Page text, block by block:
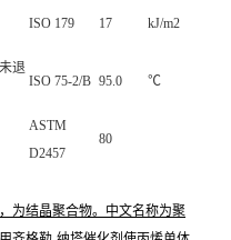
ISO 179 17 kJ/m2
退
ISO 75-2/B 95.0 ℃
ASTM
D2457
80
为结晶聚合物。中文名称为聚